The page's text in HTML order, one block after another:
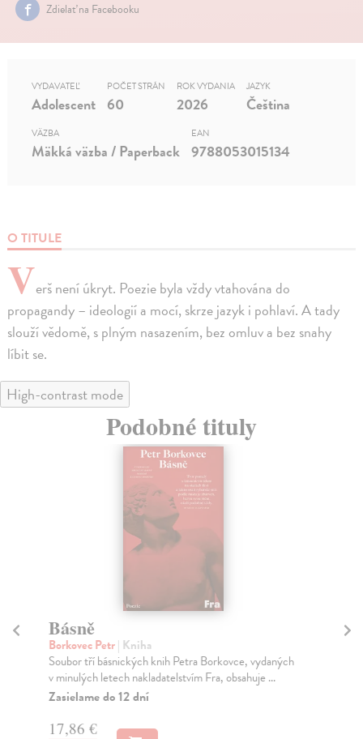
Zdielať na Facebooku
O TITULE
Verš není úkryt. Poezie byla vždy vtahována do
propagandy – ideologií a mocí, skrze jazyk i pohlaví. A tady
slouží vědomě, s plným nasazením, bez omluv a bez snahy
líbit se.
VYDAVATEĽ
Adolescent
POČET STRÁN
60
ROK VYDANIA
2026
JAZYK
Čeština
VÄZBA
Mäkká väzba / Paperback
EAN
9788053015134
High-contrast mode
Podobné tituly
Básně
Borkovec Petr| Kniha
Soubor tří básnických knih Petra Borkovce, vydaných
v minulých letech nakladatelstvím Fra, obsahuje ...
Zasielame do 12 dní
17,86 €